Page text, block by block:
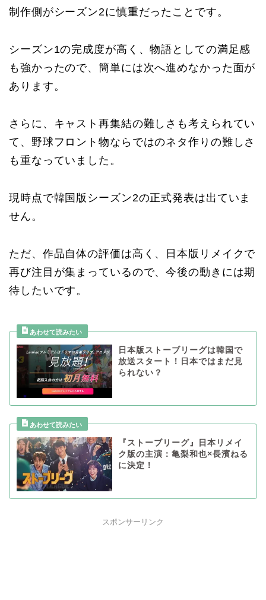
制作側がシーズン2に慎重だったことです。
シーズン1の完成度が高く、物語としての満足感
も強かったので、簡単には次へ進めなかった面が
あります。
さらに、キャスト再集結の難しさも考えられてい
て、野球フロント物ならではのネタ作りの難しさ
も重なっていました。
現時点で韓国版シーズン2の正式発表は出ていま
せん。
ただ、作品自体の評価は高く、日本版リメイクで
再び注目が集まっているので、今後の動きには期
待したいです。
日本版ストーブリーグは韓国で
放送スタート！日本ではまだ見
られない？
『ストーブリーグ』日本リメイ
ク版の主演：亀梨和也×長濱ねる
に決定！
スポンサーリンク